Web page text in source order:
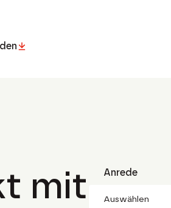
mit
Anrede
Auswählen